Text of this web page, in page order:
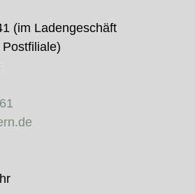
(im Ladengeschäft